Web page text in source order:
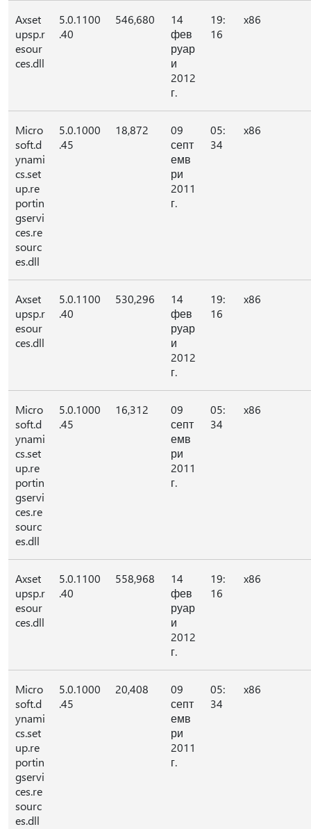
Axset
upsp.r
esour
ces.dll
5.0.1100
.40
546,680
14
фев
руар
и
2012
г.
19:
16
x86
Micro
soft.d
ynami
cs.set
up.re
portin
gservi
ces.re
sourc
es.dll
5.0.1000
.45
18,872
09
септ
емв
ри
2011
г.
05:
34
x86
Axset
upsp.r
esour
ces.dll
5.0.1100
.40
530,296
14
фев
руар
и
2012
г.
19:
16
x86
Micro
soft.d
ynami
cs.set
up.re
portin
gservi
ces.re
sourc
es.dll
5.0.1000
.45
16,312
09
септ
емв
ри
2011
г.
05:
34
x86
Axset
upsp.r
esour
ces.dll
5.0.1100
.40
558,968
14
фев
руар
и
2012
г.
19:
16
x86
Micro
soft.d
ynami
cs.set
up.re
portin
gservi
ces.re
sourc
es.dll
5.0.1000
.45
20,408
09
септ
емв
ри
2011
г.
05:
34
x86